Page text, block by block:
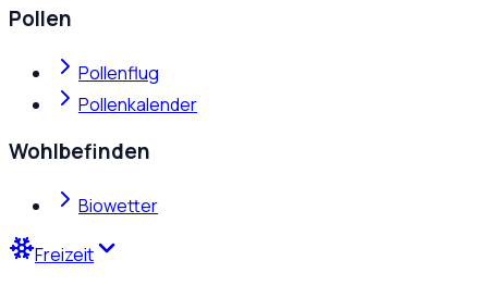
Pollen
Pollenflug
Pollenkalender
Wohlbefinden
Biowetter
Freizeit